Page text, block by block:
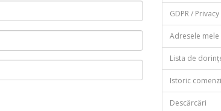
GDPR /
Adresele mele
Lista de
Istoric comenzi
Descărcări